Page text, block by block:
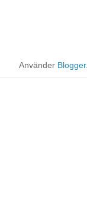
Använder Blogger.